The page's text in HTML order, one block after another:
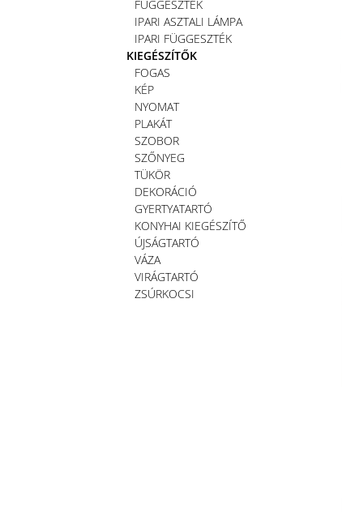
FÜGGESZTÉK
IPARI ASZTALI LÁMPA
IPARI FÜGGESZTÉK
KIEGÉSZÍTŐK
FOGAS
KÉP
NYOMAT
PLAKÁT
SZOBOR
SZŐNYEG
TÜKÖR
DEKORÁCIÓ
GYERTYATARTÓ
KONYHAI KIEGÉSZÍTŐ
ÚJSÁGTARTÓ
VÁZA
VIRÁGTARTÓ
ZSÚRKOCSI